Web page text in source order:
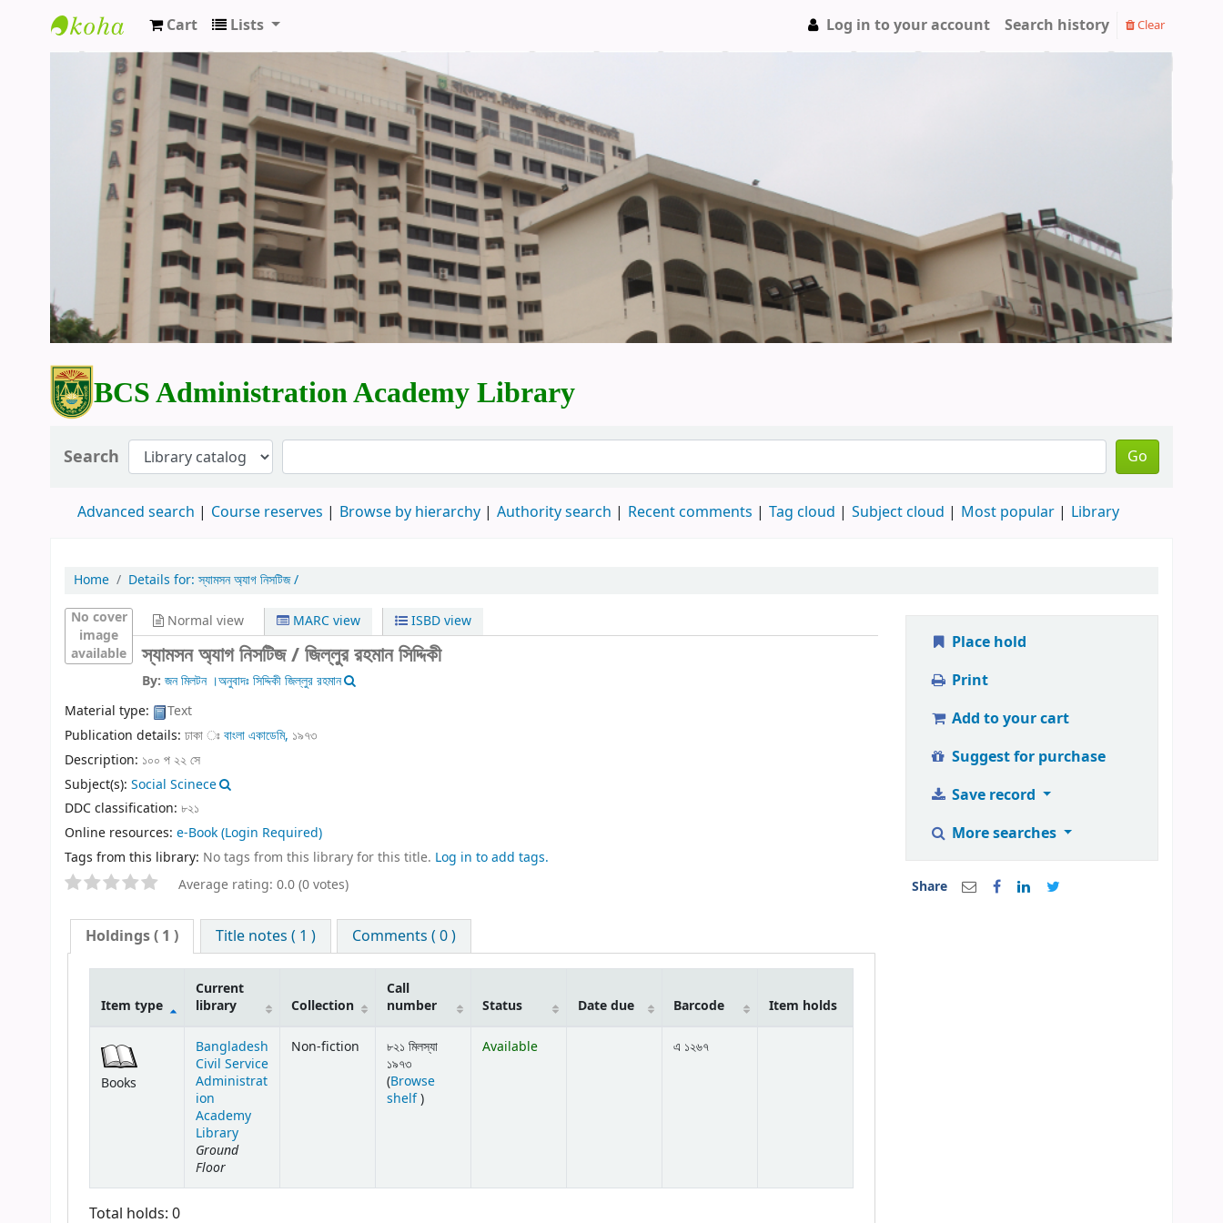
BCS Administration Academy Library
Cart Lists Log in to your account Search history Clear
BCS Administration Academy Library
Search Go
Advanced search Course reserves Browse by hierarchy Authority search Recent comments Tag cloud Subject cloud Most popular Library
Home Details for:স্যামসন অ্যাগ নিসটিজ /
No cover
image
available
Normal view MARC view ISBD view
স্যামসন অ্যাগ নিসটিজ /জিল্লুর রহমান সিদ্দিকী
By: জন মিলটন ।অনুবাদঃ সিদ্দিকী জিল্লুর রহমান
Material type:
Text
Publication details: ঢাকা ঃ বাংলা একাডেমি, ১৯৭৩
Description: ১০০ প ২২ সে
Subject(s): Social Scinece
DDC classification: ৮২১
Online resources: e-Book(Login Required)
Tags from this library: No tags from this library for this title. Log in to add tags.
Average rating: 0.0 (0 votes)
Holdings( 1 ) Title notes ( 1 ) Comments ( 0 )
Item type
Current
library
Collection
Call
number
Status Date due Barcode Item holds
Books
Bangladesh
Civil Service
Administrat
ion
Academy
Library
Ground
Floor
Non-fiction
৮২১ মিলস্যা
১৯৭৩
(Browse
shelf(Opens below)
)
Available এ ১২৬৭
Total holds: 0
Place hold
Print
Add to your cart
Suggest for purchase
Save record
More searches
Share